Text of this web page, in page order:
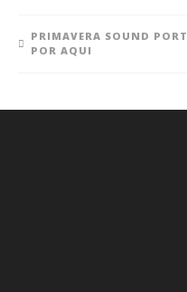
PRIMAVERA SOUND
POR AQUI